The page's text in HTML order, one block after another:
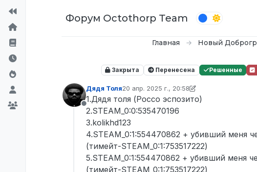
Форум Octothorp Team
Главная Новый
Закрыта Перенесена Решенные
Не в сети
Дядя Толя20 апр. 2025 г., 20:58
отредактировано julianscandium
1.Дядя толя (Россо эспозито)
2.STEAM_0:0:535470196
3.kolikhd123
4.STEAM_0:1:554470862 + убивший меня
(тимейт-STEAM_0:1:753517222)
5.STEAM_0:1:554470862 + убивший меня
(тимейт-STEAM_0:1:753517222)